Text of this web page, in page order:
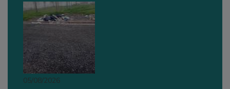
05/08/2026